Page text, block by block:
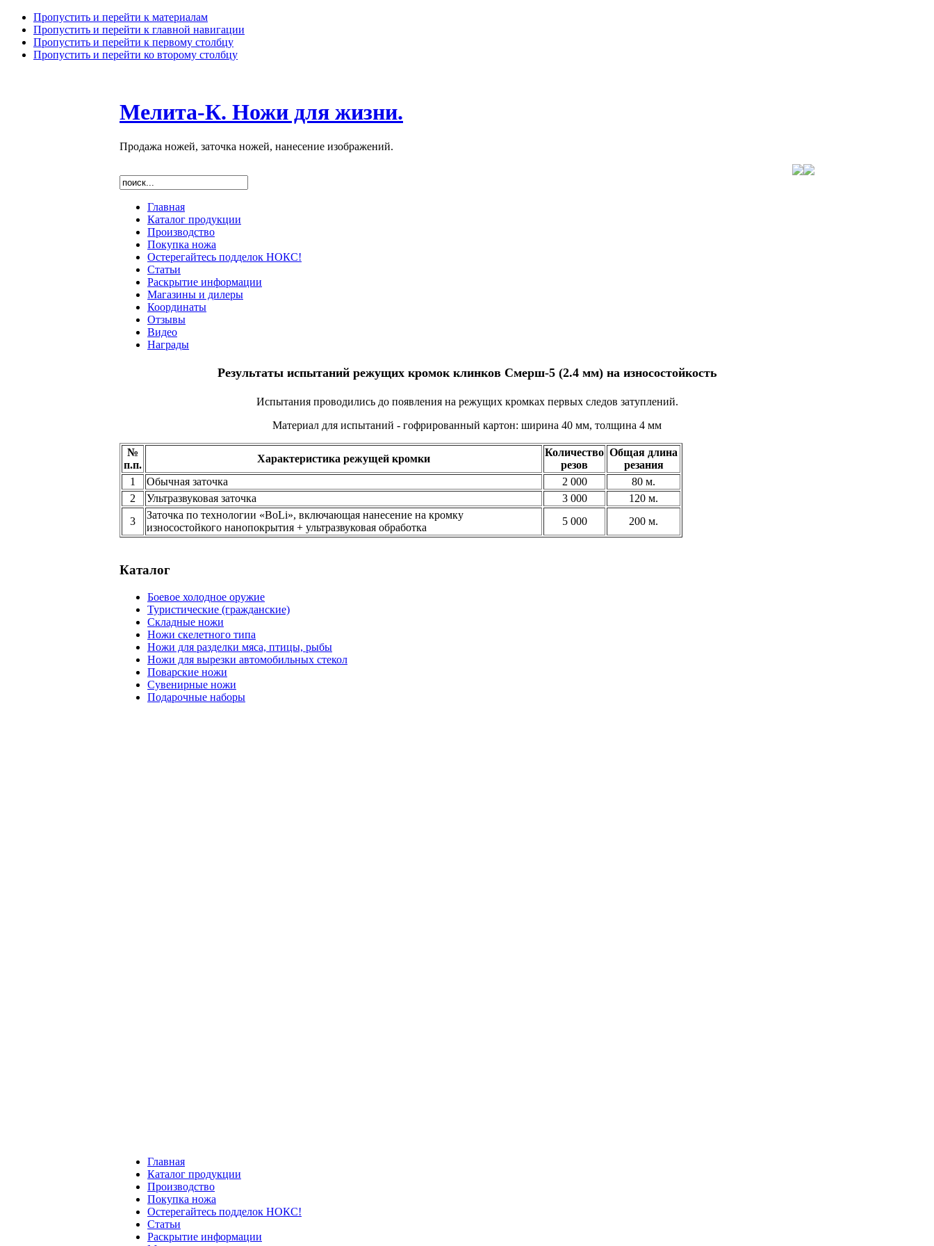
Пропустить и перейти к материалам
Пропустить и перейти к главной навигации
Пропустить и перейти к первому столбцу
Пропустить и перейти ко второму столбцу
Мелита-К. Ножи для жизни.
Продажа ножей, заточка ножей, нанесение изображений.
Главная
Каталог продукции
Производство
Покупка ножа
Остерегайтесь подделок НОКС!
Статьи
Раскрытие информации
Магазины и дилеры
Координаты
Отзывы
Видео
Награды
Результаты испытаний режущих кромок клинков Смерш-5 (2.4 мм) на износостойкость
Испытания проводились до появления на режущих кромках первых следов затуплений.
Материал для испытаний - гофрированный картон: ширина 40 мм, толщина 4 мм
№
п.п.
Характеристика режущей кромки
Количество
резов
Общая длина
резания
1
Обычная заточка 2 000
80 м.
2
Ультразвуковая заточка 3 000
120 м.
3
Заточка по технологии «BoLi», включающая нанесение на кромку
износостойкого нанопокрытия + ультразвуковая обработка
5 000 200 м.
Каталог
Боевое холодное оружие
Туристические (гражданские)
Складные ножи
Ножи скелетного типа
Ножи для разделки мяса, птицы, рыбы
Ножи для вырезки автомобильных стекол
Поварские ножи
Сувенирные ножи
Подарочные наборы
Главная
Каталог продукции
Производство
Покупка ножа
Остерегайтесь подделок НОКС!
Статьи
Раскрытие информации